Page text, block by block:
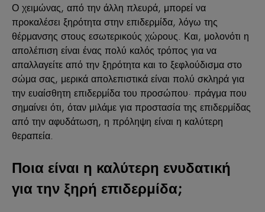
Ο χειμώνας, από την άλλη πλευρά, μπορεί να
προκαλέσει ξηρότητα στην επιδερμίδα, λόγω της
θέρμανσης στους εσωτερικούς χώρους. Και, μολονότι η
απολέπιση είναι ένας πολύ καλός τρόπος για να
απαλλαγείτε από την ξηρότητα και το ξεφλούδισμα στο
σώμα σας, μερικά απολεπιστικά είναι πολύ σκληρά για
την ευαίσθητη επιδερμίδα του προσώπου· πράγμα που
σημαίνει ότι, όταν μιλάμε για προστασία της επιδερμίδας
από την αφυδάτωση, η πρόληψη είναι η καλύτερη
θεραπεία.
Ποια είναι η καλύτερη ενυδατική
για την ξηρή επιδερμίδα;